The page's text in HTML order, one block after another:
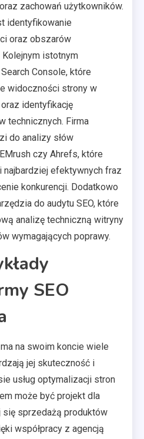
zachowań użytkowników.
identyfikowanie
oraz obszarów
Kolejnym istotnym
Console, które
widoczności strony w
identyfikację
technicznych. Firma
do analizy słów
czy Ahrefs, które
najbardziej efektywnych fraz
konkurencji. Dodatkowo
do audytu SEO, które
analizę techniczną witryny
wymagających poprawy.
SEO
na swoim koncie wiele
jej skuteczność i
usług optymalizacji stron
może być projekt dla
się sprzedażą produktów
współpracy z agencją